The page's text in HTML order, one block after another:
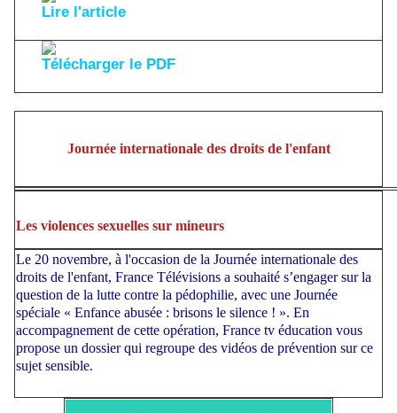
Lire l'article
Télécharger le PDF
Journée internationale des droits de l'enfant
Les violences sexuelles sur mineurs
Le 20 novembre, à l'occasion de la Journée internationale des
droits de l'enfant, France Télévisions a souhaité s’engager sur la
question de la lutte contre la pédophilie, avec une Journée
spéciale « Enfance abusée : brisons le silence ! ». En
accompagnement de cette opération, France tv éducation vous
propose un dossier qui regroupe des vidéos de prévention sur ce
sujet sensible.